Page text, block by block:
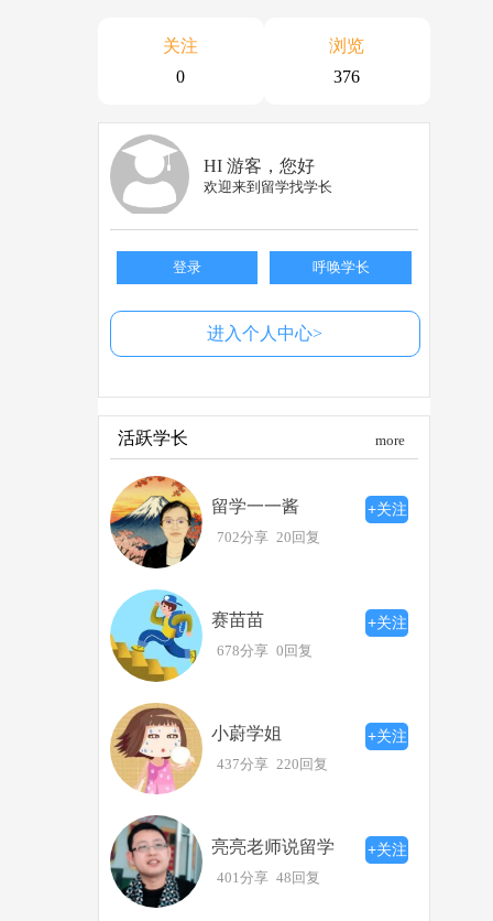
关注
0
浏览
376
HI 游客，您好
欢迎来到留学找学长
登录 呼唤学长
进入个人中心>
活跃学长 more
留学一一酱 +关注
702分享 20回复
赛苗苗 +关注
678分享 0回复
小蔚学姐 +关注
437分享 220回复
亮亮老师说留学 +关注
401分享 48回复